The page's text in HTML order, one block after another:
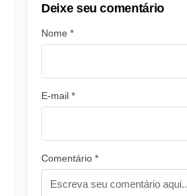
Deixe seu comentário
Nome *
E-mail *
Comentário *